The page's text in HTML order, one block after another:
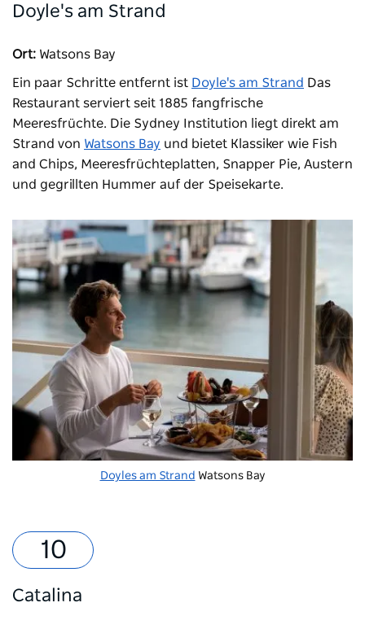
Doyle's am Strand
Ort: Watsons Bay
Ein paar Schritte entfernt ist Doyle's am Strand Das
Restaurant serviert seit 1885 fangfrische
Meeresfrüchte. Die Sydney Institution liegt direkt am
Strand von Watsons Bay und bietet Klassiker wie Fish
and Chips, Meeresfrüchteplatten, Snapper Pie, Austern
und gegrillten Hummer auf der Speisekarte.
Doyles am Strand Watsons Bay
Catalina